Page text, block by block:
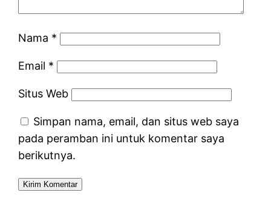
Nama *
Email *
Situs Web
Simpan nama, email, dan situs web saya
pada peramban ini untuk komentar saya
berikutnya.